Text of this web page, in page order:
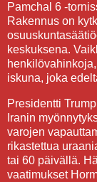
Pamchal 6 -
Rakennus on
keskuksena.
iskuna, joka
Presidentti
Iranin
varojen
rikastettua
tai 60 päivällä.
vaatimukset